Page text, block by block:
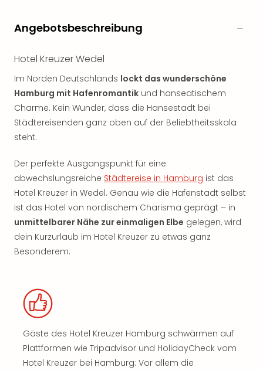
Angebotsbeschreibung
Hotel Kreuzer Wedel
Im Norden Deutschlands lockt das wunderschöne
Hamburg mit Hafenromantik und hanseatischem
Charme. Kein Wunder, dass die Hansestadt bei
Städtereisenden ganz oben auf der Beliebtheitsskala
steht.
Der perfekte Ausgangspunkt für eine
abwechslungsreiche Städtereise in Hamburg ist das
Hotel Kreuzer in Wedel. Genau wie die Hafenstadt selbst
ist das Hotel von nordischem Charisma geprägt – in
unmittelbarer Nähe zur einmaligen Elbe gelegen, wird
dein Kurzurlaub im Hotel Kreuzer zu etwas ganz
Besonderem.
Gäste des Hotel Kreuzer Hamburg schwärmen auf
Plattformen wie Tripadvisor und HolidayCheck vom
Hotel Kreuzer bei Hamburg: Vor allem die